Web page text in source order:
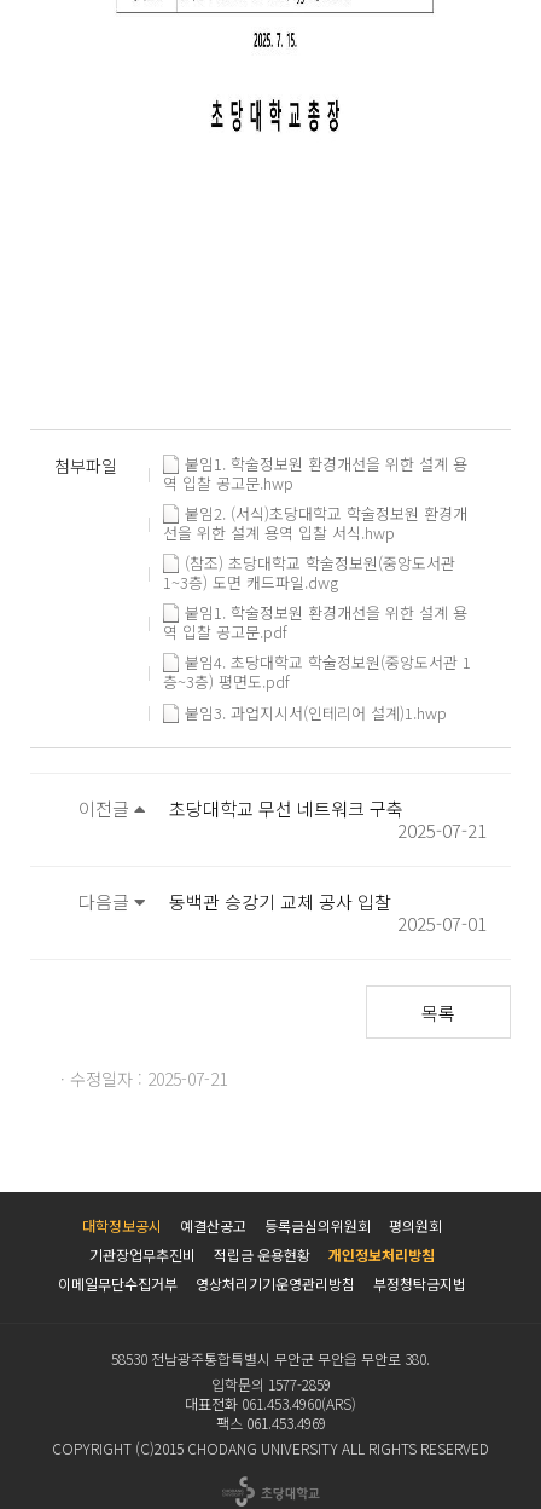
첨부파일
붙임1. 학술정보원 환경개선을 위한 설계 용
역 입찰 공고문.hwp
붙임2. (서식)초당대학교 학술정보원 환경개
선을 위한 설계 용역 입찰 서식.hwp
(참조) 초당대학교 학술정보원(중앙도서관
1~3층) 도면 캐드파일.dwg
붙임1. 학술정보원 환경개선을 위한 설계 용
역 입찰 공고문.pdf
붙임4. 초당대학교 학술정보원(중앙도서관 1
층~3층) 평면도.pdf
붙임3. 과업지시서(인테리어 설계)1.hwp
이전글
초당대학교 무선 네트워크 구축
2025-07-21
다음글
동백관 승강기 교체 공사 입찰
2025-07-01
목록
· 수정일자 : 2025-07-21
대학정보공시 예결산공고 등록금심의위원회
평의원회
기관장업무추진비
적립금 운용현황
개인정보처리방침
이메일무단수집거부
영상처리기기운영관리방침 부정청탁금지법
58530 전남광주통합특별시 무안군 무안읍 무안로 380.
입학문의 1577-2859
대표전화 061.453.4960(ARS)
팩스 061.453.4969
COPYRIGHT (C)2015 CHODANG UNIVERSITY ALL RIGHTS RESERVED